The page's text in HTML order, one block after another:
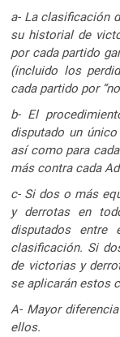
a- La clasificación
su historial de
por cada partido
(incluido los
cada partido por
b- El
disputado un
así como para
más contra cada
c- Si dos o más
y derrotas en
disputados
clasificación. Si
de victorias y
se aplicarán estos
A- Mayor
ellos.